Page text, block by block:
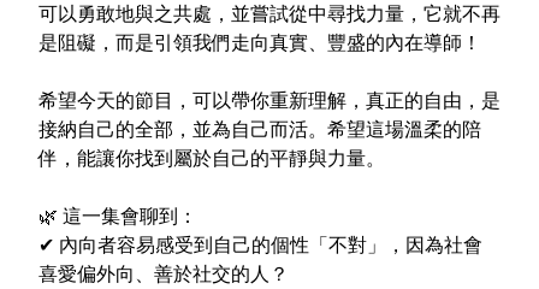
可以勇敢地與之共處，並嘗試從中尋找力量，它就不再
是阻礙，而是引領我們走向真實、豐盛的內在導師！
希望今天的節目，可以帶你重新理解，真正的自由，是
接納自己的全部，並為自己而活。希望這場溫柔的陪
伴，能讓你找到屬於自己的平靜與力量。
🌿 這一集會聊到：
✔ 內向者容易感受到自己的個性「不對」，因為社會
喜愛偏外向、善於社交的人？